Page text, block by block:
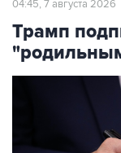
04:45, 7 августа 2026
Трамп